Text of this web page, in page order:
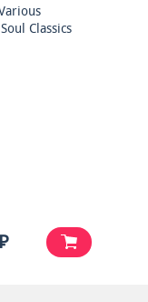
Classics